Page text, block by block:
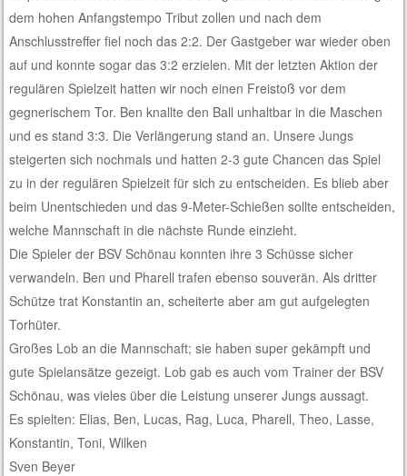
dem hohen Anfangstempo Tribut zollen und nach dem
Anschlusstreffer fiel noch das 2:2. Der Gastgeber war wieder oben
auf und konnte sogar das 3:2 erzielen. Mit der letzten Aktion der
regulären Spielzeit hatten wir noch einen Freistoß vor dem
gegnerischem Tor. Ben knallte den Ball unhaltbar in die Maschen
und es stand 3:3. Die Verlängerung stand an. Unsere Jungs
steigerten sich nochmals und hatten 2-3 gute Chancen das Spiel
zu in der regulären Spielzeit für sich zu entscheiden. Es blieb aber
beim Unentschieden und das 9-Meter-Schießen sollte entscheiden,
welche Mannschaft in die nächste Runde einzieht.
Die Spieler der BSV Schönau konnten ihre 3 Schüsse sicher
verwandeln. Ben und Pharell trafen ebenso souverän. Als dritter
Schütze trat Konstantin an, scheiterte aber am gut aufgelegten
Torhüter.
Großes Lob an die Mannschaft; sie haben super gekämpft und
gute Spielansätze gezeigt. Lob gab es auch vom Trainer der BSV
Schönau, was vieles über die Leistung unserer Jungs aussagt.
Es spielten: Elias, Ben, Lucas, Rag, Luca, Pharell, Theo, Lasse,
Konstantin, Toni, Wilken
Sven Beyer